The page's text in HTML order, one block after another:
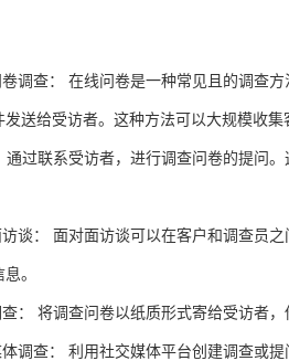
卷调查： 在线问卷是一种常见且的调查
发送给受访者。这种方法可以大规模收集
通过联系受访者，进行调查问卷的提问
谈： 面对面访谈可以在客户和调查员
。
： 将调查问卷以纸质形式寄给受访者
调查： 利用社交媒体平台创建调查或